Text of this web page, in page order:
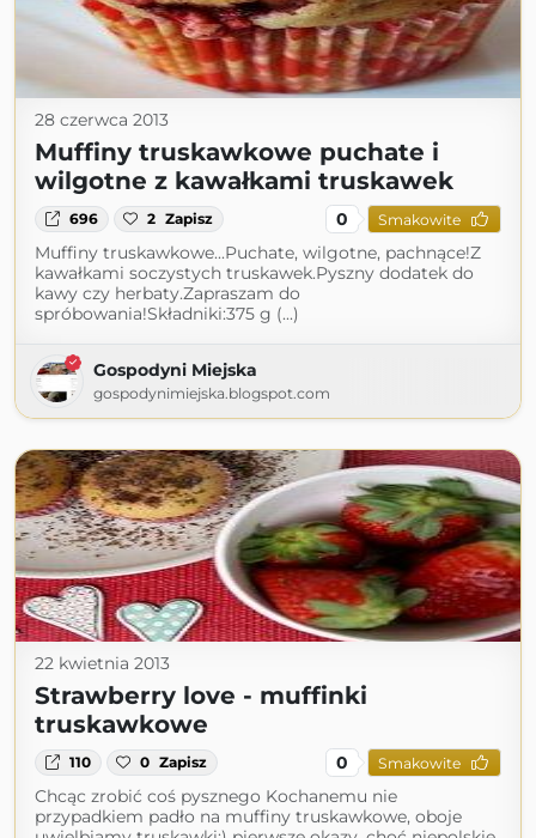
28 czerwca 2013
Muffiny truskawkowe puchate i
wilgotne z kawałkami truskawek
696 2 Zapisz 0 Smakowite
Muffiny truskawkowe...Puchate, wilgotne, pachnące!Z
kawałkami soczystych truskawek.Pyszny dodatek do
kawy czy herbaty.Zapraszam do
spróbowania!Składniki:375 g (...)
Gospodyni Miejska
gospodynimiejska.blogspot.com
22 kwietnia 2013
Strawberry love - muffinki
truskawkowe
110 0 Zapisz 0 Smakowite
Chcąc zrobić coś pysznego Kochanemu nie
przypadkiem padło na muffiny truskawkowe, oboje